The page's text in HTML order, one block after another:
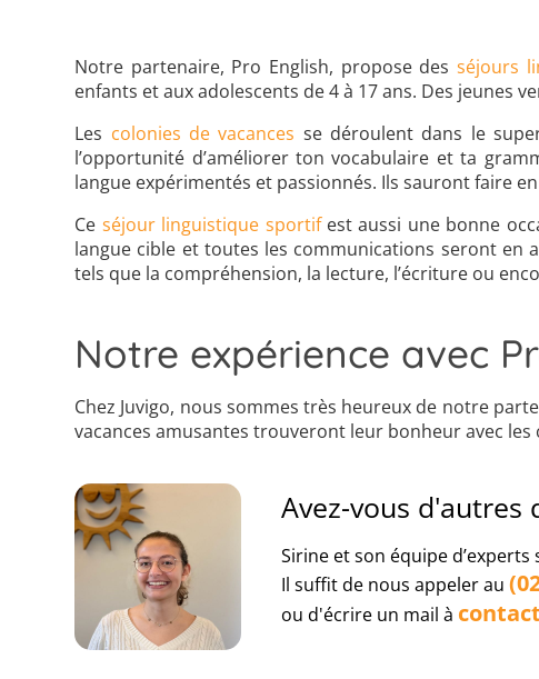
Notre partenaire, Pro English, propose desséjours
enfants et aux adolescents de 4 à 17 ans. Des jeunes
Les colonies de vacances se déroulent dans le
l’opportunité d’améliorer ton vocabulaire et ta
langue expérimentés et passionnés. Ils sauront faire
Ce séjour linguistique sportifest aussi une bonne
langue cible et toutes les communications seront en
tels que la compréhension, la lecture, l’écriture ou
Notre expérience avec
Chez Juvigo, nous sommes très heureux de notre
vacances amusantes trouveront leur bonheur avec
Avez-vous d'autres
Sirine et son équipe
Il suffit de nous appeler au
ou d'écrire un mail à